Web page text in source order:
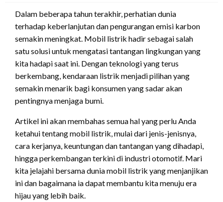
Dalam beberapa tahun terakhir, perhatian dunia
terhadap keberlanjutan dan pengurangan emisi karbon
semakin meningkat. Mobil listrik hadir sebagai salah
satu solusi untuk mengatasi tantangan lingkungan yang
kita hadapi saat ini. Dengan teknologi yang terus
berkembang, kendaraan listrik menjadi pilihan yang
semakin menarik bagi konsumen yang sadar akan
pentingnya menjaga bumi.
Artikel ini akan membahas semua hal yang perlu Anda
ketahui tentang mobil listrik, mulai dari jenis-jenisnya,
cara kerjanya, keuntungan dan tantangan yang dihadapi,
hingga perkembangan terkini di industri otomotif. Mari
kita jelajahi bersama dunia mobil listrik yang menjanjikan
ini dan bagaimana ia dapat membantu kita menuju era
hijau yang lebih baik.